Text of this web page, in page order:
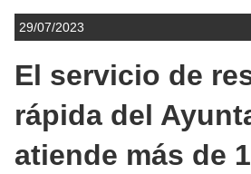
29/07/2023
El servicio de
rápida del
atiende más de